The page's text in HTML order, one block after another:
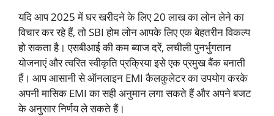
यदि आप 2025 में घर खरीदने के लिए 20 लाख का लोन लेने का
विचार कर रहे हैं, तो SBI होम लोन आपके लिए एक बेहतरीन विकल्प
हो सकता है। एसबीआई की कम ब्याज दरें, लचीली पुनर्भुगतान
योजनाएं और त्वरित स्वीकृति प्रक्रिया इसे एक प्रमुख बैंक बनाती
हैं। आप आसानी से ऑनलाइन EMI कैलकुलेटर का उपयोग करके
अपनी मासिक EMI का सही अनुमान लगा सकते हैं और अपने बजट
के अनुसार निर्णय ले सकते हैं।